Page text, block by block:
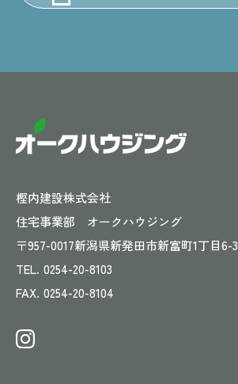
樫内建設株式会社
住宅事業部 オークハウジング
〒957-0017新潟県新発田市新富町1丁目6-3
TEL. 0254-20-8103
FAX. 0254-20-8104